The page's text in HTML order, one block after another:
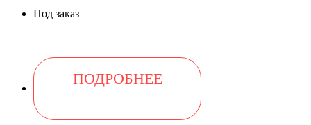
Под заказ
ПОДРОБНЕЕ